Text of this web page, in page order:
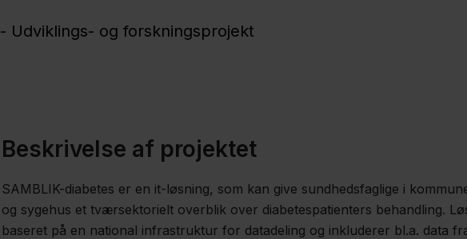
- Udviklings- og forskningsprojekt
Beskrivelse af projektet
SAMBLIK-diabetes er en it-løsning, som kan give sundhedsfaglige i
og sygehus et tværsektorielt overblik over diabetespatienters behandling.
baseret på en national infrastruktur for datadeling og inkluderer bl.a. data